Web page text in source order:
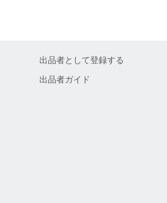
出品者として登録する
出品者ガイド